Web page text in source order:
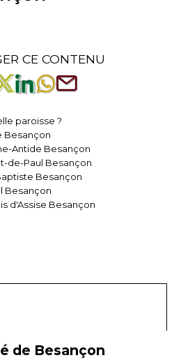
CE CONTENU
paroisse ?
Besançon
Antide Besançon
de-Paul Besançon
Besançon
Besançon
d'Assise Besançon
de Besançon